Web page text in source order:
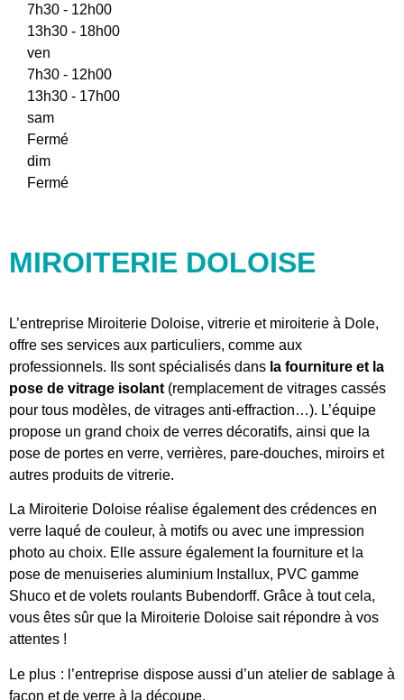
7h30 - 12h00
13h30 - 18h00
ven
7h30 - 12h00
13h30 - 17h00
sam
Fermé
dim
Fermé
MIROITERIE DOLOISE
L’entreprise Miroiterie Doloise, vitrerie et miroiterie à Dole,
offre ses services aux particuliers, comme aux
professionnels. Ils sont spécialisés dans la fourniture et la
pose de vitrage isolant (remplacement de vitrages cassés
pour tous modèles, de vitrages anti-effraction…). L’équipe
propose un grand choix de verres décoratifs, ainsi que la
pose de portes en verre, verrières, pare-douches, miroirs et
autres produits de vitrerie.
La Miroiterie Doloise réalise également des crédences en
verre laqué de couleur, à motifs ou avec une impression
photo au choix. Elle assure également la fourniture et la
pose de menuiseries aluminium Installux, PVC gamme
Shuco et de volets roulants Bubendorff. Grâce à tout cela,
vous êtes sûr que la Miroiterie Doloise sait répondre à vos
attentes !
Le plus : l’entreprise dispose aussi d’un atelier de sablage à
façon et de verre à la découpe.